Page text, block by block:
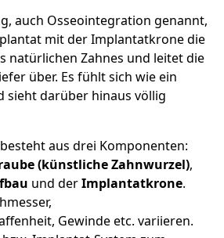
auch Osseointegration genannt,
mit der Implantatkrone die
natürlichen Zahnes und leitet die
über. Es fühlt sich wie ein
sieht darüber hinaus völlig
aus drei Komponenten:
(künstliche Zahnwurzel),
und derImplantatkrone.
Gewinde etc. variieren.